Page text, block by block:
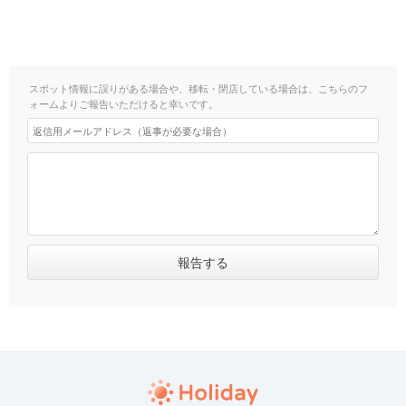
スポット情報に誤りがある場合や、移転・閉店している場合は、こちらのフ
ォームよりご報告いただけると幸いです。